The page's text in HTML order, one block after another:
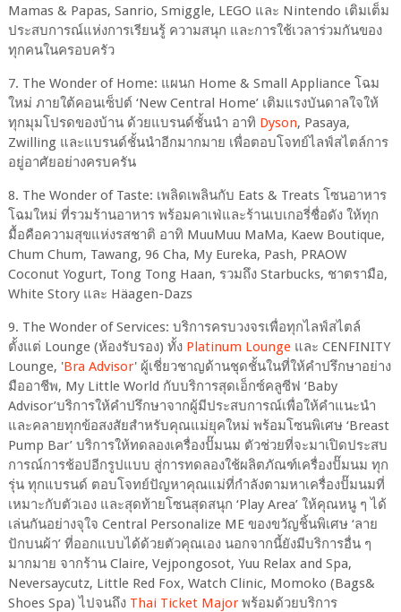
Mamas & Papas, Sanrio, Smiggle, LEGO และ Nintendo เติมเต็ม
ประสบการณ์แห่งการเรียนรู้ ความสนุก และการใช้เวลาร่วมกันของ
ทุกคนในครอบครัว
7. The Wonder of Home: แผนก Home & Small Appliance โฉม
ใหม่ ภายใต้คอนเซ็ปต์ ‘New Central Home’ เติมแรงบันดาลใจให้
ทุกมุมโปรดของบ้าน ด้วยแบรนด์ชั้นนำ อาทิ Dyson, Pasaya,
Zwilling และแบรนด์ชั้นนำอีกมากมาย เพื่อตอบโจทย์ไลฟ์สไตล์การ
อยู่อาศัยอย่างครบครัน
8. The Wonder of Taste: เพลิดเพลินกับ Eats & Treats โซนอาหาร
โฉมใหม่ ที่รวมร้านอาหาร พร้อมคาเฟ่และร้านเบเกอรี่ชื่อดัง ให้ทุก
มื้อคือความสุขแห่งรสชาติ อาทิ MuuMuu MaMa, Kaew Boutique,
Chum Chum, Tawang, 96 Cha, My Eureka, Pash, PRAOW
Coconut Yogurt, Tong Tong Haan, รวมถึง Starbucks, ชาตรามือ,
White Story และ Häagen-Dazs
9. The Wonder of Services: บริการครบวงจรเพื่อทุกไลฟ์สไตล์
ตั้งแต่ Lounge (ห้องรับรอง) ทั้ง Platinum Loungeและ CENFINITY
Lounge, 'Bra Advisor' ผู้เชี่ยวชาญด้านชุดชั้นในที่ให้คำปรึกษาอย่าง
มืออาชีพ, My Little World กับบริการสุดเอ็กซ์คลูซีฟ ‘Baby
Advisor’บริการให้คำปรึกษาจากผู้มีประสบการณ์เพื่อให้คำแนะนำ
และคลายทุกข้อสงสัยสำหรับคุณแม่ยุคใหม่ พร้อมโซนพิเศษ ‘Breast
Pump Bar’ บริการให้ทดลองเครื่องปั๊มนม ตัวช่วยที่จะมาเปิดประสบ
การณ์การช้อปอีกรูปแบบ สู่การทดลองใช้ผลิตภัณฑ์เครื่องปั๊มนม ทุก
รุ่น ทุกแบรนด์ ตอบโจทย์ปัญหาคุณแม่ที่กำลังตามหาเครื่องปั๊มนมที่
เหมาะกับตัวเอง และสุดท้ายโซนสุดสนุก ‘Play Area’ ให้คุณหนู ๆ ได้
เล่นกันอย่างจุใจ Central Personalize ME ของขวัญชิ้นพิเศษ ‘ลาย
ปักบนผ้า’ ที่ออกแบบได้ด้วยตัวคุณเอง นอกจากนี้ยังมีบริการอื่น ๆ
มากมาย จากร้าน Claire, Vejpongosot, Yuu Relax and Spa,
Neversaycutz, Little Red Fox, Watch Clinic, Momoko (Bags&
Shoes Spa) ไปจนถึง Thai Ticket Majorพร้อมด้วยบริการ